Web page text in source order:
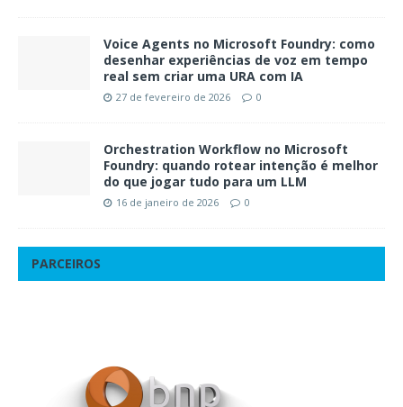
Voice Agents no Microsoft Foundry: como
desenhar experiências de voz em tempo
real sem criar uma URA com IA
27 de fevereiro de 2026 0
Orchestration Workflow no Microsoft
Foundry: quando rotear intenção é melhor
do que jogar tudo para um LLM
16 de janeiro de 2026 0
PARCEIROS